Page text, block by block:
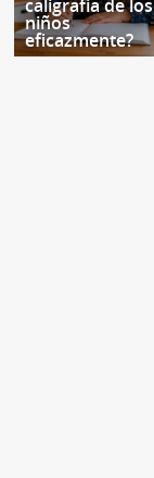
caligrafía de los
niños
eficazmente?